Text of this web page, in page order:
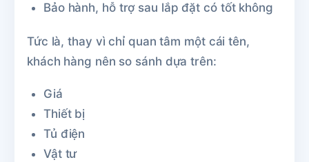
Bảo hành, hỗ trợ sau lắp đặt có tốt không
Tức là, thay vì chỉ quan tâm một cái tên,
khách hàng nên so sánh dựa trên:
Giá
Thiết bị
Tủ điện
Vật tư